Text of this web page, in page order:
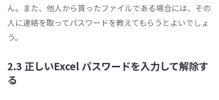
ん。また、他人から貰ったファイルである場合には、その
人に連絡を取ってパスワードを教えてもらうとよいでしょ
う。
2.3 正しいExcel パスワードを入力して解除す
る